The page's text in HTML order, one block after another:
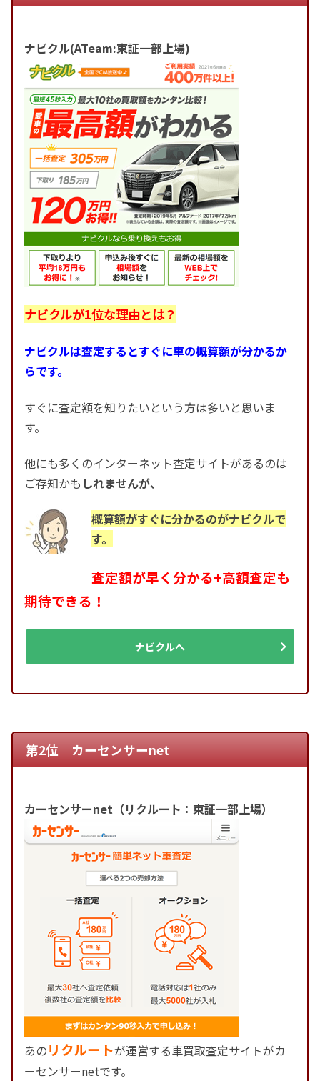
ナビクル(ATeam:東証一部上場)
ナビクルが1位な理由とは？
ナビクルは査定するとすぐに車の概算額が分かるか
らです。
すぐに査定額を知りたいという方は多いと思いま
す。
他にも多くのインターネット査定サイトがあるのは
ご存知かも しれませんが、
概算額がすぐに分かるのがナビクルで
す。
査定額が早く分かる+高額査定も
期待できる！
ナビクルへ
第2位 カーセンサーnet
カーセンサーnet（リクルート：東証一部上場）
あのリクルートが運営する車買取査定サイトがカ
ーセンサーnetです。